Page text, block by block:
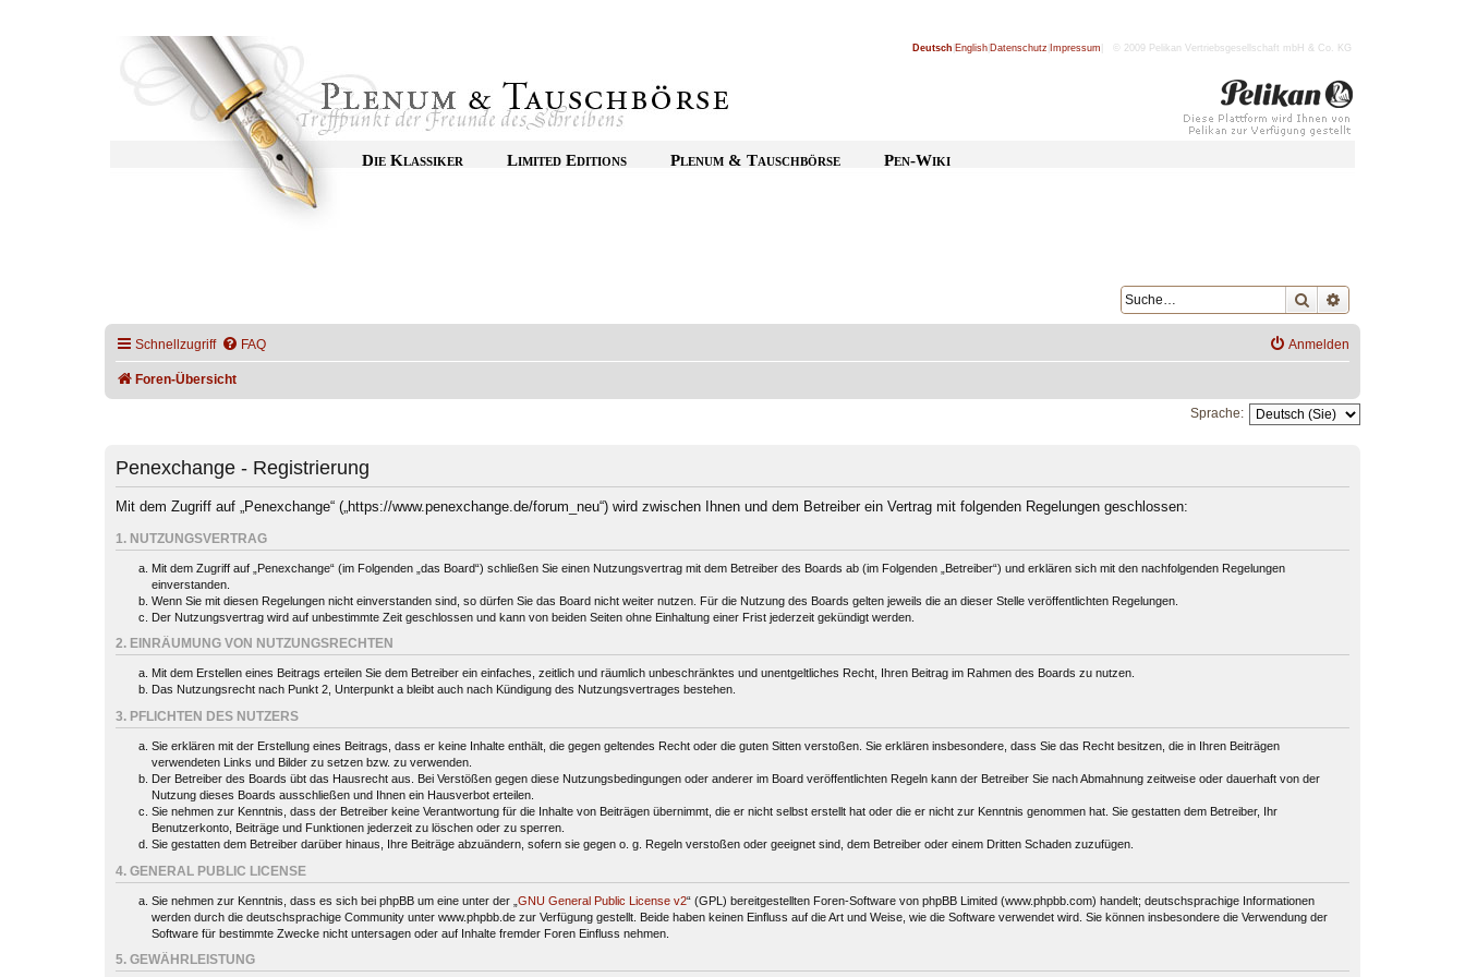
Deutsch English Datenschutz Impressum | © 2009 Pelikan Vertriebsgesellschaft mbH & Co. KG
Die Klassiker Limited Editions Plenum & Tauschbörse Pen-Wiki
Suche
Schnellzugriff FAQ Anmelden
Foren-Übersicht
Sprache:
Penexchange - Registrierung
Mit dem Zugriff auf „Penexchange“ („https://www.penexchange.de/forum_neu“) wird zwischen Ihnen und dem Betreiber ein Vertrag mit folgenden Regelungen geschlossen:
1. NUTZUNGSVERTRAG
Mit dem Zugriff auf „Penexchange“ (im Folgenden „das Board“) schließen Sie einen Nutzungsvertrag mit dem Betreiber des Boards ab (im Folgenden „Betreiber“) und erklären sich mit den nachfolgenden Regelungen
einverstanden.
Wenn Sie mit diesen Regelungen nicht einverstanden sind, so dürfen Sie das Board nicht weiter nutzen. Für die Nutzung des Boards gelten jeweils die an dieser Stelle veröffentlichten Regelungen.
Der Nutzungsvertrag wird auf unbestimmte Zeit geschlossen und kann von beiden Seiten ohne Einhaltung einer Frist jederzeit gekündigt werden.
2. EINRÄUMUNG VON NUTZUNGSRECHTEN
Mit dem Erstellen eines Beitrags erteilen Sie dem Betreiber ein einfaches, zeitlich und räumlich unbeschränktes und unentgeltliches Recht, Ihren Beitrag im Rahmen des Boards zu nutzen.
Das Nutzungsrecht nach Punkt 2, Unterpunkt a bleibt auch nach Kündigung des Nutzungsvertrages bestehen.
3. PFLICHTEN DES NUTZERS
Sie erklären mit der Erstellung eines Beitrags, dass er keine Inhalte enthält, die gegen geltendes Recht oder die guten Sitten verstoßen. Sie erklären insbesondere, dass Sie das Recht besitzen, die in Ihren Beiträgen
verwendeten Links und Bilder zu setzen bzw. zu verwenden.
Der Betreiber des Boards übt das Hausrecht aus. Bei Verstößen gegen diese Nutzungsbedingungen oder anderer im Board veröffentlichten Regeln kann der Betreiber Sie nach Abmahnung zeitweise oder dauerhaft von der
Nutzung dieses Boards ausschließen und Ihnen ein Hausverbot erteilen.
Sie nehmen zur Kenntnis, dass der Betreiber keine Verantwortung für die Inhalte von Beiträgen übernimmt, die er nicht selbst erstellt hat oder die er nicht zur Kenntnis genommen hat. Sie gestatten dem Betreiber, Ihr
Benutzerkonto, Beiträge und Funktionen jederzeit zu löschen oder zu sperren.
Sie gestatten dem Betreiber darüber hinaus, Ihre Beiträge abzuändern, sofern sie gegen o. g. Regeln verstoßen oder geeignet sind, dem Betreiber oder einem Dritten Schaden zuzufügen.
4. GENERAL PUBLIC LICENSE
Sie nehmen zur Kenntnis, dass es sich bei phpBB um eine unter der „ GNU General Public License v2“ (GPL) bereitgestellten Foren-Software von phpBB Limited (www.phpbb.com) handelt; deutschsprachige Informationen
werden durch die deutschsprachige Community unter www.phpbb.de zur Verfügung gestellt. Beide haben keinen Einfluss auf die Art und Weise, wie die Software verwendet wird. Sie können insbesondere die Verwendung der
Software für bestimmte Zwecke nicht untersagen oder auf Inhalte fremder Foren Einfluss nehmen.
5. GEWÄHRLEISTUNG